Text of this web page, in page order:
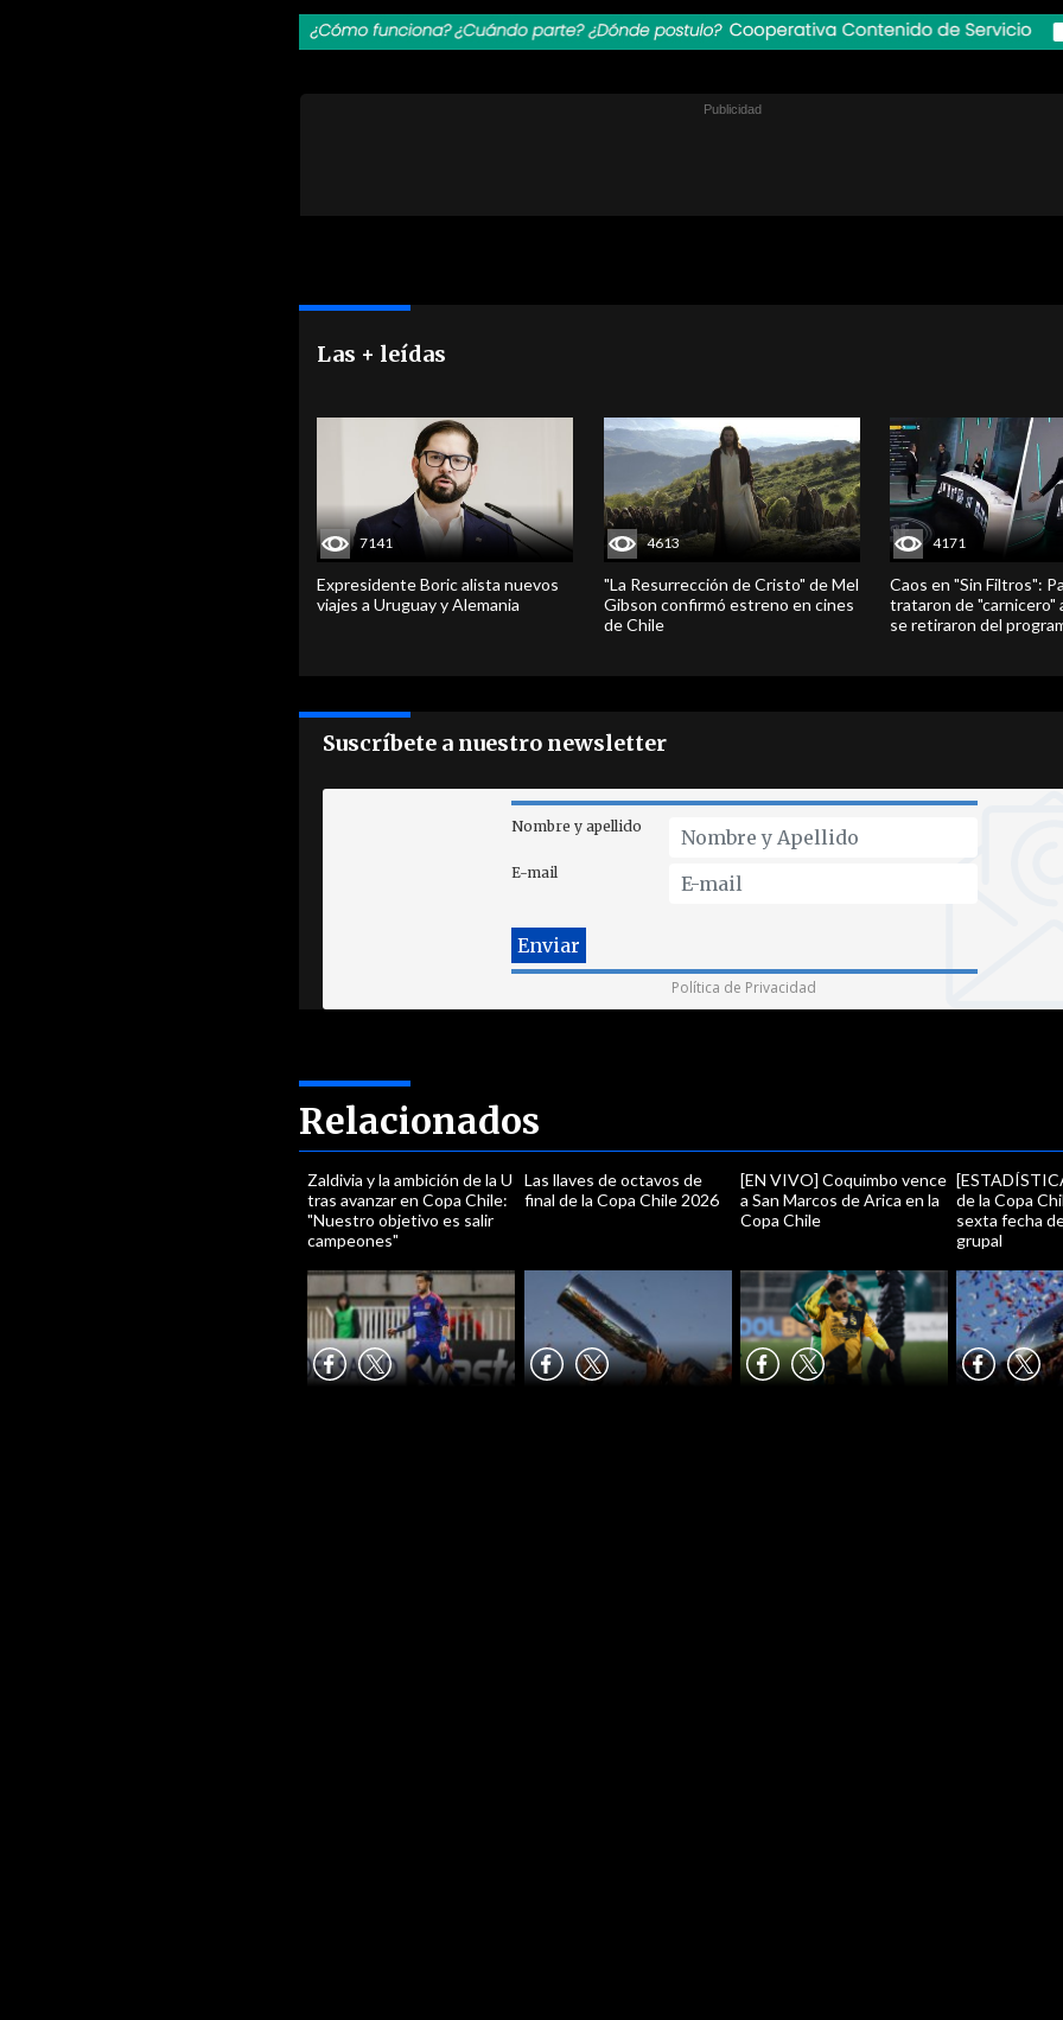
Las + leídas
7141
Expresidente Boric alista nuevos
viajes a Uruguay y Alemania
4613
"La Resurrección de Cristo" de Mel
Gibson confirmó estreno en cines
de Chile
4171
Caos en "Sin Filtros":
trataron de "carnicero"
se retiraron del
Suscríbete a nuestro newsletter
Nombre y apellido
E-mail
Política de Privacidad
Relacionados
Zaldivia y la ambición de la U
tras avanzar en Copa Chile:
"Nuestro objetivo es salir
campeones"
Las llaves de octavos de
final de la Copa Chile 2026
[EN VIVO] Coquimbo vence
a San Marcos de Arica en la
Copa Chile
de la Copa
sexta fecha
grupal